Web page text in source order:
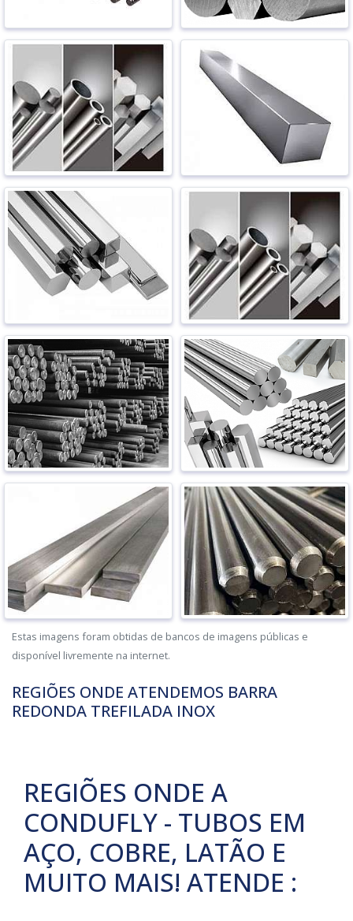
Estas imagens foram obtidas de bancos de imagens públicas e
disponível livremente na internet.
REGIÕES ONDE ATENDEMOS BARRA
REDONDA TREFILADA INOX
REGIÕES ONDE A
CONDUFLY - TUBOS EM
AÇO, COBRE, LATÃO E
MUITO MAIS! ATENDE :